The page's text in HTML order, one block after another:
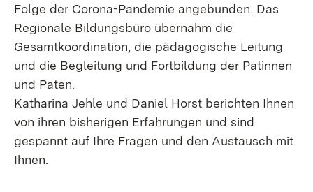
Folge der Corona-Pandemie angebunden. Das
Regionale Bildungsbüro übernahm die
Gesamtkoordination, die pädagogische Leitung
und die Begleitung und Fortbildung der Patinnen
und Paten.
Katharina Jehle und Daniel Horst berichten Ihnen
von ihren bisherigen Erfahrungen und sind
gespannt auf Ihre Fragen und den Austausch mit
Ihnen.